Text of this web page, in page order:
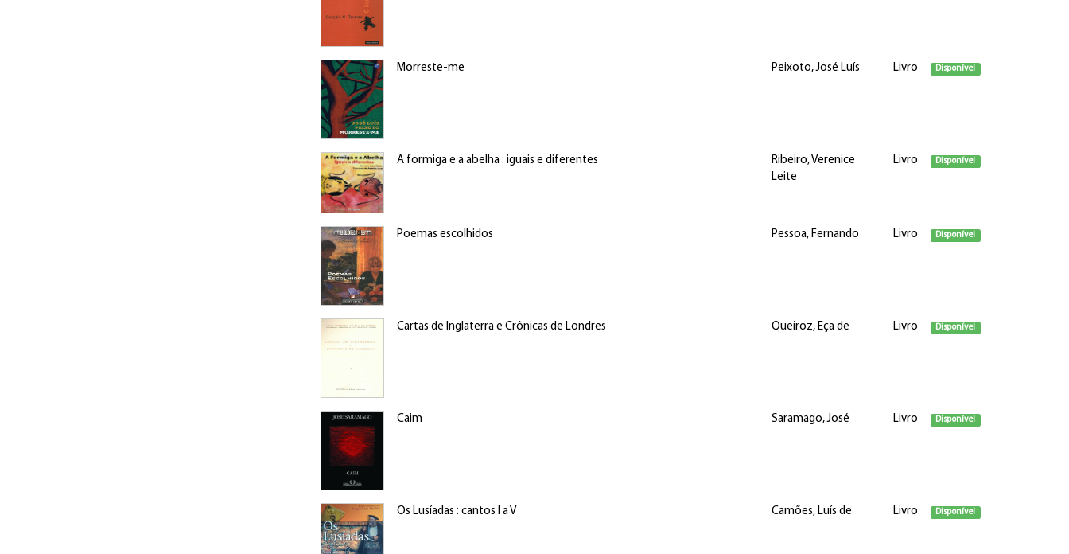
Morreste-me Peixoto, José Luís Livro Disponível
A formiga e a abelha : iguais e diferentes
Ribeiro, Verenice
Leite
Livro Disponível
Poemas escolhidos Pessoa, Fernando Livro Disponível
Cartas de Inglaterra e Crônicas de Londres Queiroz, Eça de Livro Disponível
Caim Saramago, José Livro Disponível
Os Lusíadas : cantos I a V Camões, Luís de Livro Disponível